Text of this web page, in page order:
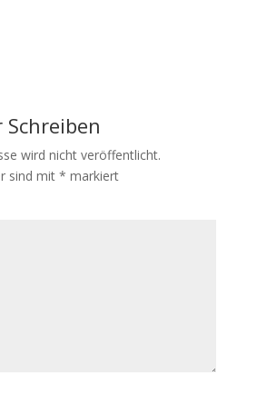
wird nicht veröffentlicht.
sind mit * markiert